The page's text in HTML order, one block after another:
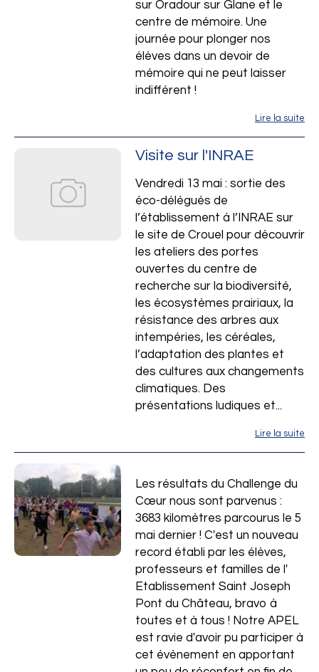
sur Oradour sur Glane et le
centre de mémoire. Une
journée pour plonger nos
élèves dans un devoir de
mémoire qui ne peut laisser
indifférent !
Lire la suite
Visite sur l'INRAE
Vendredi 13 mai : sortie des
éco-délégués de
l’établissement à l’INRAE sur
le site de Crouel pour découvrir
les ateliers des portes
ouvertes du centre de
recherche sur la biodiversité,
les écosystèmes prairiaux, la
résistance des arbres aux
intempéries, les céréales,
l’adaptation des plantes et
des cultures aux changements
climatiques. Des
présentations ludiques et...
Lire la suite
Les résultats du Challenge du
Cœur nous sont parvenus :
3683 kilomètres parcourus le 5
mai dernier ! C'est un nouveau
record établi par les élèves,
professeurs et familles de l'
Etablissement Saint Joseph
Pont du Château, bravo à
toutes et à tous ! Notre APEL
est ravie d'avoir pu participer à
cet évènement en apportant